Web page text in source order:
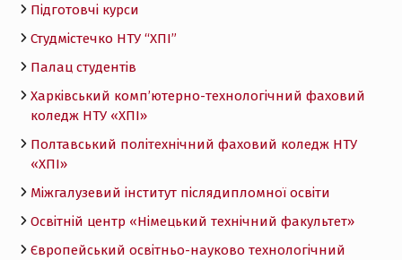
Підготовчі курси
Студмістечко НТУ “ХПІ”
Палац студентів
Харківський комп’ютерно-технологічний фаховий
коледж НТУ «ХПI»
Полтавський політехнічний фаховий коледж НТУ
«ХПI»
Міжгалузевий інститут післядипломної освіти
Освітній центр «Німецький технічний факультет»
Європейський освітньо-науково технологічний